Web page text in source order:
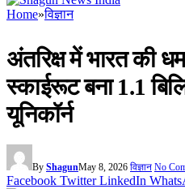
Home»विज्ञान
अंतरिक्ष में भारत की
स्काईरूट बना 1.1
यूनिकॉर्न
By ShagunMay 8, 2026 विज्ञान No
Facebook Twitter LinkedIn